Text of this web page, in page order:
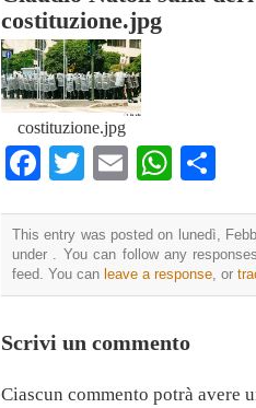
costituzione.jpg
costituzione.jpg
Facebook
TwitterEmail
This entry was posted on lunedì,
under . You can follow any
feed. You can leave a response , or
Scrivi un commento
Ciascun commento potrà avere